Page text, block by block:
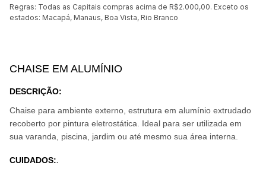
Regras: Todas as Capitais compras acima de R$2.000,00. Exceto os
estados: Macapá, Manaus, Boa Vista, Rio Branco
CHAISE EM ALUMÍNIO
DESCRIÇÃO:
Chaise para ambiente externo, estrutura em alumínio extrudado
recoberto por pintura eletrostática. Ideal para ser utilizada em
sua varanda, piscina, jardim ouaté mesmo sua área interna.
CUIDADOS:.